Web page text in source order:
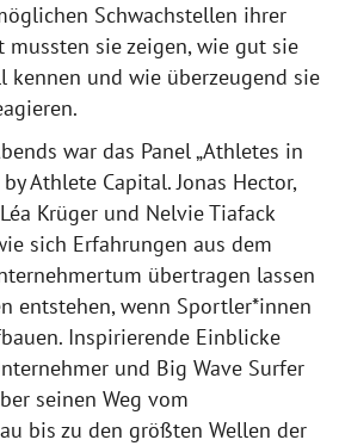
Schwachstellen ihrer
mussten sie zeigen, wie gut sie
kennen und wie überzeugend sie
war das Panel „Athletes in
Athlete Capital. Jonas Hector,
Krüger und Nelvie Tiafack
sich Erfahrungen aus dem
übertragen lassen
entstehen, wenn Sportler*innen
Inspirierende Einblicke
und Big Wave Surfer
seinen Weg vom
bis zu den größten Wellen der